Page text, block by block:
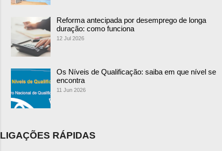
Reforma antecipada por desemprego de longa
duração: como funciona
12 Jul 2026
Os Níveis de Qualificação: saiba em que nível se
encontra
11 Jun 2026
LIGAÇÕES RÁPIDAS